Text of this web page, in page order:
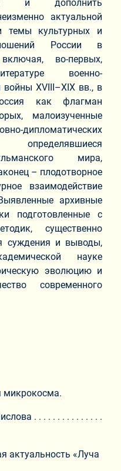
и дополнить
актуальной
темы культурных и
России в
во‑первых,
военно-
XVIII–XIX вв., в
как флагман
малоизученные
мира,
– плодотворное
взаимодействие
архивные
подготовленные с
существенно
суждения и выводы,
науке
эволюцию и
современного
микрокосма.
. . . . . . . . . . . . . . .
актуальность «Луча